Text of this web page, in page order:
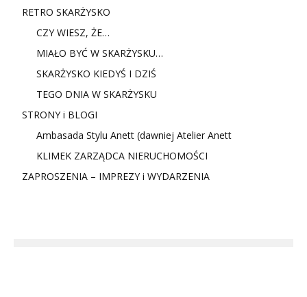
RETRO SKARŻYSKO
CZY WIESZ, ŻE…
MIAŁO BYĆ W SKARŻYSKU…
SKARŻYSKO KIEDYŚ I DZIŚ
TEGO DNIA W SKARŻYSKU
STRONY i BLOGI
Ambasada Stylu Anett (dawniej Atelier Anett
KLIMEK ZARZĄDCA NIERUCHOMOŚCI
ZAPROSZENIA – IMPREZY i WYDARZENIA